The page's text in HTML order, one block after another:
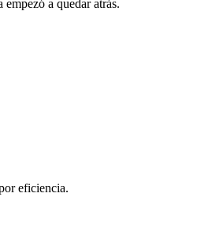
a quedar atrás.
eficiencia.